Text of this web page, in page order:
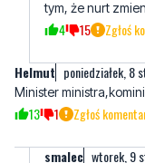
Helmut poniedziałek,
Minister
smalec wtorek, 9
wojewoda -